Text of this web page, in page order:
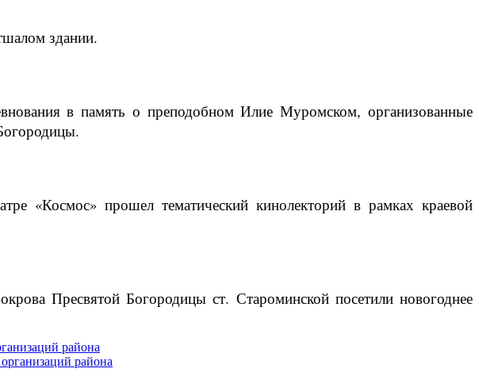
здании.
в память о преподобном Илие Муромском, организованные
«Космос» прошел тематический кинолекторий в рамках краевой
Пресвятой Богородицы ст. Староминской посетили новогоднее
района